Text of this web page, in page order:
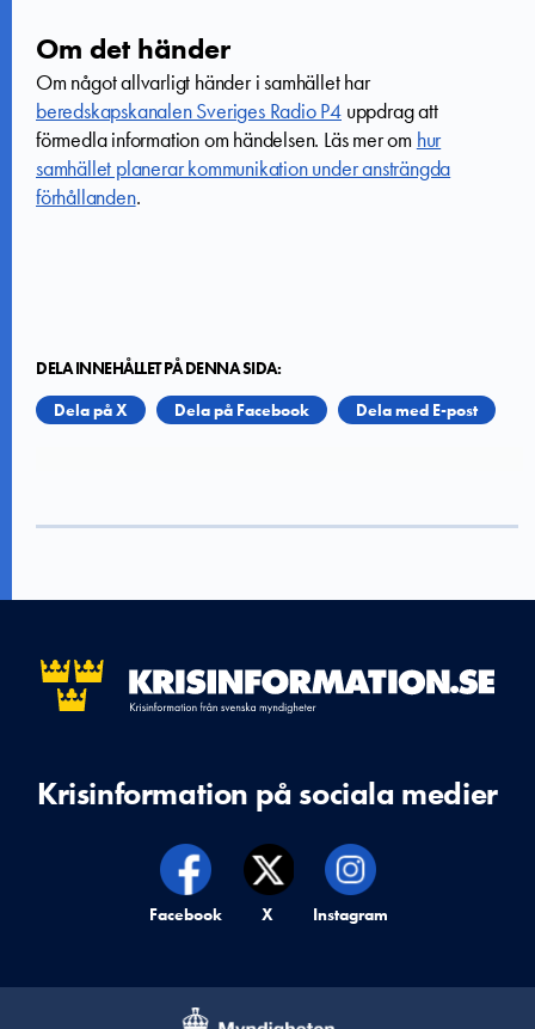
Om det händer
Om något allvarligt händer i samhället har
beredskapskanalen Sveriges Radio P4 uppdrag att
förmedla information om händelsen. Läs mer om hur
samhället planerar kommunikation under ansträngda
förhållanden.
DELA INNEHÅLLET PÅ DENNA SIDA:
Dela på X
Dela på Facebook Dela med E-post
Krisinformation på sociala medier
Krisinformation på,
Facebook Krisinformation på,
X Krisinformation på,
Instagram